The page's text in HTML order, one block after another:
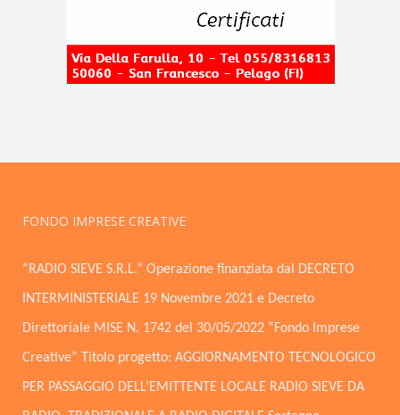
FONDO IMPRESE CREATIVE
“RADIO SIEVE S.R.L.” Operazione finanziata dal DECRETO
INTERMINISTERIALE 19 Novembre 2021 e Decreto
Direttoriale MISE N. 1742 del 30/05/2022 “Fondo Imprese
Creative” Titolo progetto: AGGIORNAMENTO TECNOLOGICO
PER PASSAGGIO DELL’EMITTENTE LOCALE RADIO SIEVE DA